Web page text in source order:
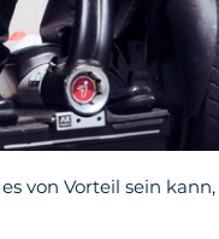
von Vorteil sein